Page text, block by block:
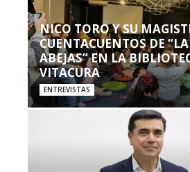
NICO TORO Y SU
CUENTACUENTOS DE
ABEJAS” EN LA
VITACURA
ENTREVISTAS